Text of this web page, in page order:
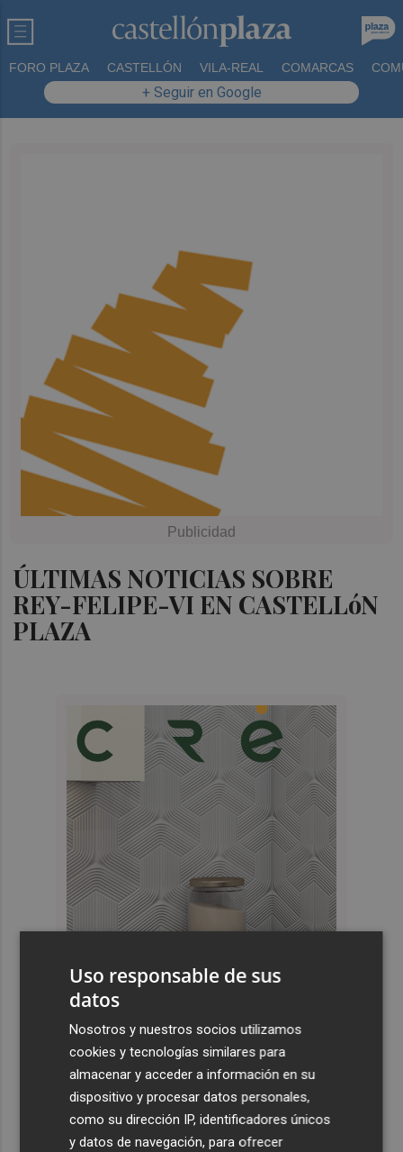
FORO PLAZA CASTELLÓN VILA-REAL COMARCAS
+ Seguir en Google
ÚLTIMAS NOTICIAS SOBRE
REY-FELIPE-VI EN CASTELLóN
PLAZA
Últimas Noticias
El Villarreal pone el broche de oro a la pretemporada
con una victoria contra el Galatasaray
Kiat Lim preside por primera vez un partido en Mestalla
Uso responsable de sus
datos
Nosotros y nuestros socios utilizamos
cookies y tecnologías similares para
almacenar y acceder a información en su
dispositivo y procesar datos personales,
como su dirección IP, identificadores únicos
y datos de navegación, para ofrecer